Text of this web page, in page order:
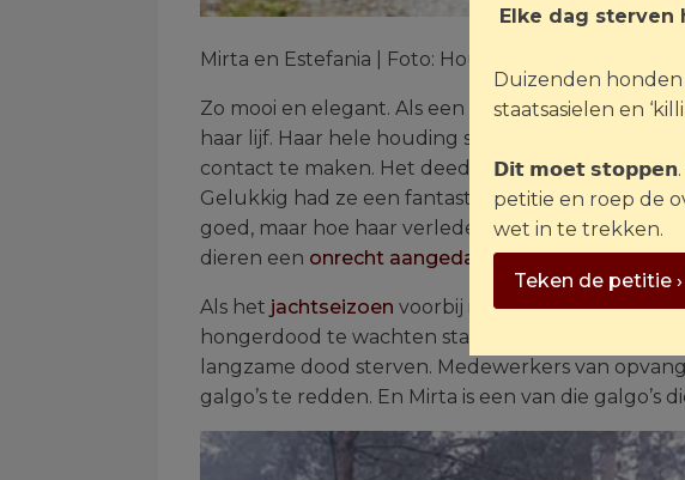
Mirta en Estefania | Foto: House of Animals
Zo mooi en elegant. Als een balletdanser zo
haar lijf. Haar hele houding straalde angst uit.
contact te maken. Het deed bijna pijn om haar zo
Gelukkig had ze een fantastisch huis gevonden
goed, maar hoe haar verleden eruit moet
dieren een onrecht aangedaan. Mirta is namelijk
Als het jachtseizoen voorbij is worden er jaarlijks
hongerdood te wachten staat. Of ze worden
langzame dood sterven. Medewerkers van
galgo’s te redden. En Mirta is een van die
Elke dag sterven
Duizenden
staatsasielen en
𝗗𝗶𝘁 𝗺𝗼𝗲𝘁
petitie en roep de
wet in te trekken.
Teken de petitie ›